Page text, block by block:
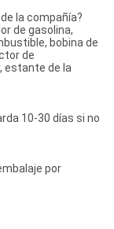
la compañía?
de gasolina,
bobina de
de
estante de la
10-30 días si no
por